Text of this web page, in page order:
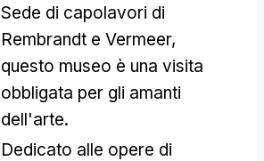
Sede di capolavori di
Rembrandt e Vermeer,
questo museo è una visita
obbligata per gli amanti
dell'arte.
Dedicato alle opere di